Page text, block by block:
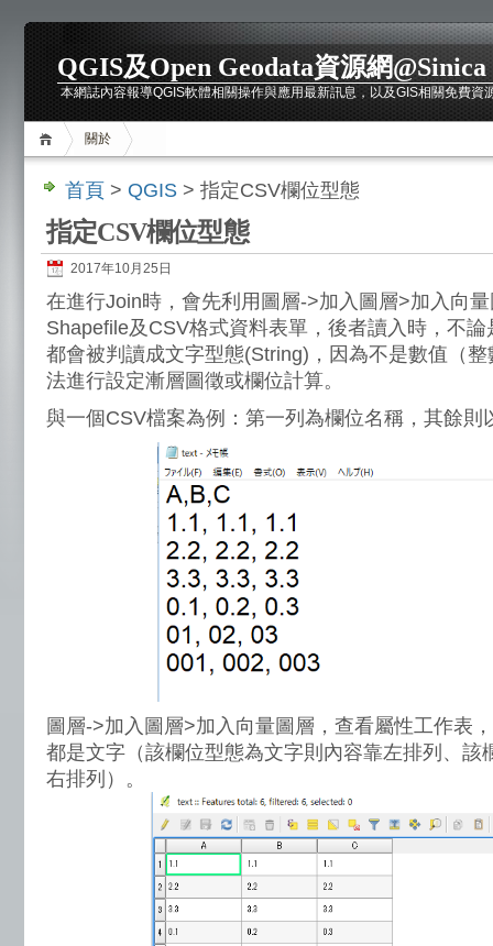
QGIS及Open Geodata資源網@Sinica
本網誌內容報導QGIS軟體相關操作與應用最新訊息，以及GIS相關免費
關於
首頁 > QGIS > 指定CSV欄位型態
指定CSV欄位型態
2017年10月25日
在進行Join時，會先利用圖層->加入圖層>加入向
Shapefile及CSV格式資料表單，後者讀入時，不
都會被判讀成文字型態(String)，因為不是數值（
法進行設定漸層圖徵或欄位計算。
與一個CSV檔案為例：第一列為欄位名稱，其餘則
圖層->加入圖層>加入向量圖層，查看屬性工作表
都是文字（該欄位型態為文字則內容靠左排列、該
右排列）。